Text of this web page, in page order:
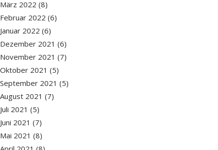
März 2022 (8)
Februar 2022 (6)
Januar 2022 (6)
Dezember 2021 (6)
November 2021 (7)
Oktober 2021 (5)
September 2021 (5)
August 2021 (7)
Juli 2021 (5)
Juni 2021 (7)
Mai 2021 (8)